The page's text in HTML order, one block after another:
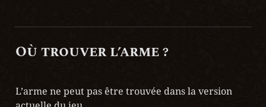
Où trouver l’arme ?
L’arme ne peut pas être trouvée dans la version